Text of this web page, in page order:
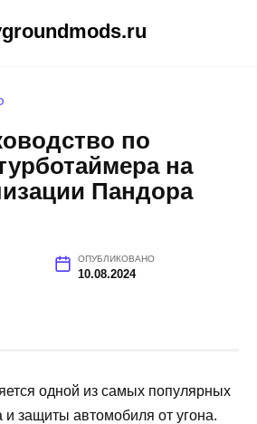
по
на
Пандора
ОПУБЛИКОВАНО
10.08.2024
одной из самых популярных
и защиты автомобиля от угона.